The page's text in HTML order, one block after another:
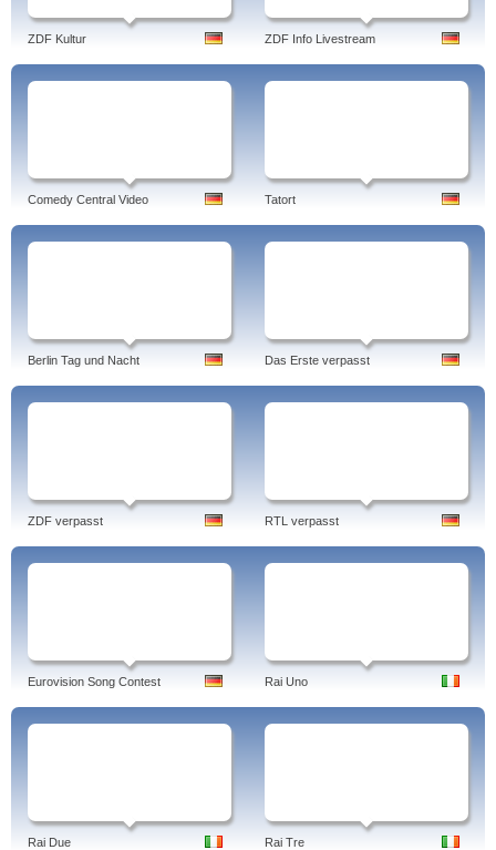
ZDF Kultur ZDF Info Livestream
Comedy Central Video Tatort
Berlin Tag und Nacht Das Erste verpasst
ZDF verpasst RTL verpasst
Eurovision Song Contest Rai Uno
Rai Due Rai Tre